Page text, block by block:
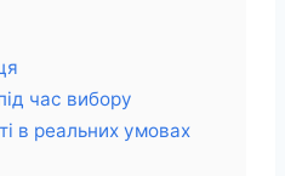
час вибору
в реальних умовах